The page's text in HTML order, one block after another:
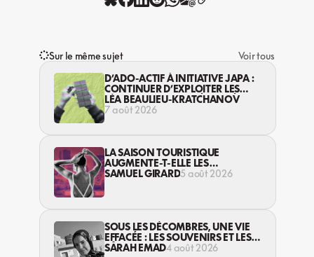
Sur le même sujet
Voir tous
D’ADO-ACTIF À INITIATIVE JAPA :
CONTINUER D’EXPLOITER LES
JEUNES… DANS LA LÉGALITÉ?
LÉA BEAULIEU-KRATCHANOV
7 août 2026
LA SAISON TOURISTIQUE
AUGMENTE-T-ELLE LES
VIOLENCES CONTRE LES
SAMUEL GIRARD5 août 2026
SOUS LES DÉCOMBRES, UNE VIE
EFFACÉE : LES SOUVENIRS ET LES
RÊVES PERDUS DES HABITANT·ES
SARAH EMAD4 août 2026